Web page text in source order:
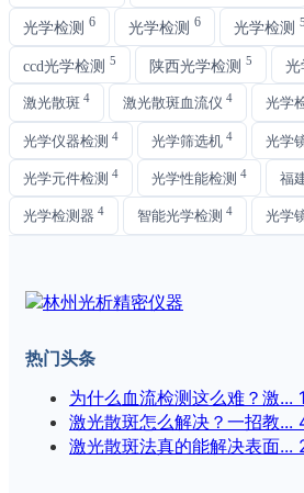
光学检测 6 光学检测 6 光学检测 5
ccd光学检测 5 陕西光学检测 5 光
激光散斑 4 激光散斑血流仪 4 光学
光学仪器检测 4 光学筛选机 4 光学
光学元件检测 4 光学性能检测 4 福
光学检测器 4 智能光学检测 4 光学
热门头条
为什么血流检测这么难？激...
激光散斑怎么解决？一招教...
激光散斑法真的能解决表面...